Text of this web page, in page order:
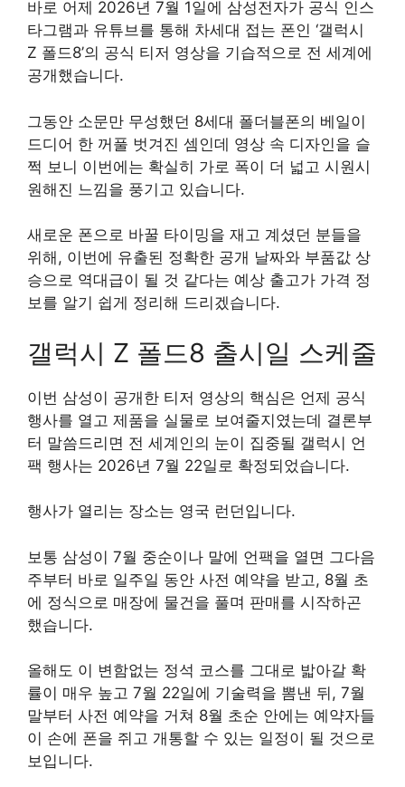
바로 어제 2026년 7월 1일에 삼성전자가 공식 인스
타그램과 유튜브를 통해 차세대 접는 폰인 ‘갤럭시
Z 폴드8’의 공식 티저 영상을 기습적으로 전 세계에
공개했습니다.
그동안 소문만 무성했던 8세대 폴더블폰의 베일이
드디어 한 꺼풀 벗겨진 셈인데 영상 속 디자인을 슬
쩍 보니 이번에는 확실히 가로 폭이 더 넓고 시원시
원해진 느낌을 풍기고 있습니다.
새로운 폰으로 바꿀 타이밍을 재고 계셨던 분들을
위해, 이번에 유출된 정확한 공개 날짜와 부품값 상
승으로 역대급이 될 것 같다는 예상 출고가 가격 정
보를 알기 쉽게 정리해 드리겠습니다.
갤럭시 Z 폴드8 출시일 스케줄
이번 삼성이 공개한 티저 영상의 핵심은 언제 공식
행사를 열고 제품을 실물로 보여줄지였는데 결론부
터 말씀드리면 전 세계인의 눈이 집중될 갤럭시 언
팩 행사는 2026년 7월 22일로 확정되었습니다.
행사가 열리는 장소는 영국 런던입니다.
보통 삼성이 7월 중순이나 말에 언팩을 열면 그다음
주부터 바로 일주일 동안 사전 예약을 받고, 8월 초
에 정식으로 매장에 물건을 풀며 판매를 시작하곤
했습니다.
올해도 이 변함없는 정석 코스를 그대로 밟아갈 확
률이 매우 높고 7월 22일에 기술력을 뽐낸 뒤, 7월
말부터 사전 예약을 거쳐 8월 초순 안에는 예약자들
이 손에 폰을 쥐고 개통할 수 있는 일정이 될 것으로
보입니다.